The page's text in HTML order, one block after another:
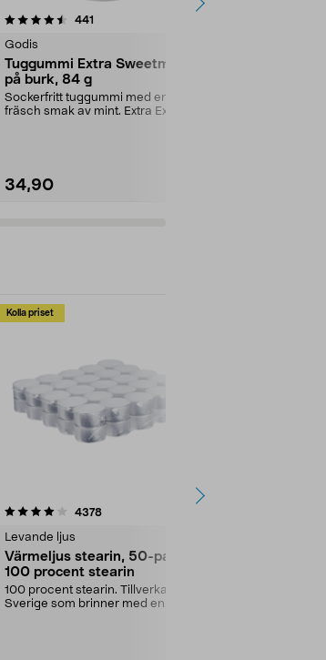
441
Godis
Tuggummi Extra Sweetmint
på burk, 84 g
Sockerfritt tuggummi med en
fräsch smak av mint. Extra Extra
34,90
4.5 av 5 stjärnor
Kolla priset
4378recensioner
Levande ljus
Värmeljus stearin, 50-pack,
100 procent stearin
100 procent stearin. Tillverkade i
Sverige som brinner med en
4.5av 5 stjärnor